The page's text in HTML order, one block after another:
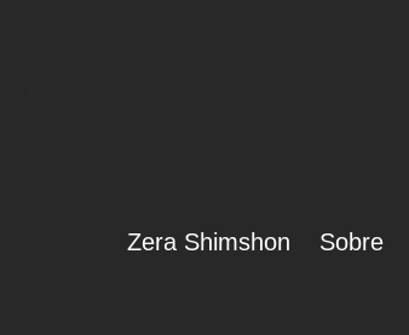
Zera Shimshon Sobre